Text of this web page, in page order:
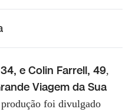
e Colin Farrell, 49,
Viagem da Sua
foi divulgado